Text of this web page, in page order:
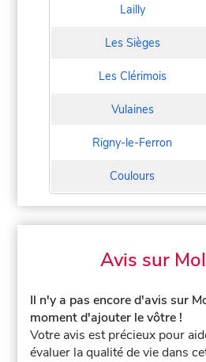
Lailly
Les Sièges
Les Clérimois
Vulaines
Rigny-le-Ferron
Coulours
Avis sur
Il n'y a pas encore d'avis sur
moment d'ajouter le vôtre !
Votre avis est précieux pour
évaluer la qualité de vie dans